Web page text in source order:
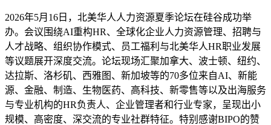
2026年5月16日，北美华人人力资源夏季论坛在硅谷成功举
办。会议围绕AI重构HR、全球化企业人力资源管理、招聘与
人才战略、组织协作模式、员工福利与北美华人HR职业发展
等议题展开深度交流。论坛现场汇聚加拿大、波士顿、纽约、
达拉斯、洛杉矶、西雅图、新加坡等的70多位来自AI、新能
源、金融、制造、生物医药、高科技、新零售等以及出海服务
与专业机构的HR负责人、企业管理者和行业专家，呈现出小
规模、高密度、深交流的专业社群特征。特别感谢BIPO的赞